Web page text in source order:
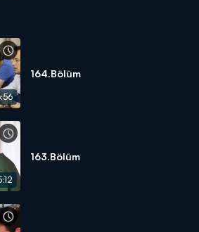
bir gece çalmak üzere ikna eder.
gece herkes için büyük
164.Bölüm
163.Bölüm